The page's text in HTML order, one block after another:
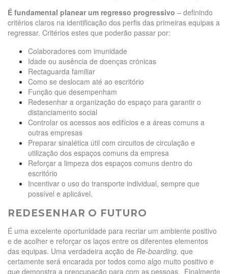
É fundamental planear um regresso progressivo – definindo
critérios claros na identificação dos perfis das primeiras equipas a
regressar. Critérios estes que poderão passar por:
Colaboradores com imunidade
Idade ou ausência de doenças crónicas
Rectaguarda familiar
Como se deslocam até ao escritório
Função que desempenham
Redesenhar a organização do espaço para garantir o
distanciamento social
Controlar os acessos aos edifícios e a áreas comuns a
outras empresas
Preparar sinalética útil com circuitos de circulação e
utilização dos espaços comuns da empresa
Reforçar a limpeza dos espaços comuns dentro do
escritório
Incentivar o uso do transporte individual, sempre que
possível e aplicável.
REDESENHAR O FUTURO
É uma excelente oportunidade para recriar um ambiente positivo
e de acolher e reforçar os laços entre os diferentes elementos
das equipas. Uma verdadeira acção de Re-boarding, que
certamente será encarada por todos como algo muito positivo e
que demonstra a preocupação para com as pessoas. Finalmente